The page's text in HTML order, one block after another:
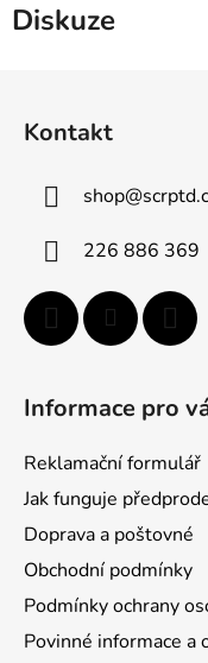
Diskuze
Kontakt
shop@
226 886 369
Informace pro
Reklamační formulář
Jak funguje
Doprava a poštovné
Obchodní podmínky
Podmínky ochrany
Povinné informace a